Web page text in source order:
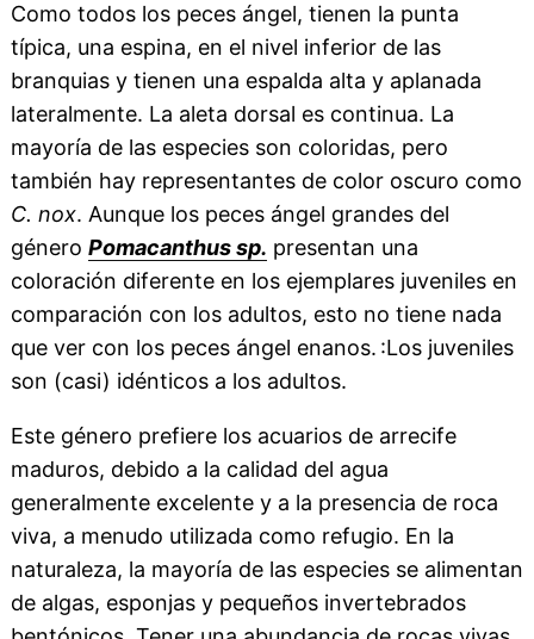
Como todos los peces ángel, tienen la punta
típica, una espina, en el nivel inferior de las
branquias y tienen una espalda alta y aplanada
lateralmente. La aleta dorsal es continua. La
mayoría de las especies son coloridas, pero
también hay representantes de color oscuro como
C. nox. Aunque los peces ángel grandes del
género Pomacanthus sp. presentan una
coloración diferente en los ejemplares juveniles en
comparación con los adultos, esto no tiene nada
que ver con los peces ángel enanos. :Los juveniles
son (casi) idénticos a los adultos.
Este género prefiere los acuarios de arrecife
maduros, debido a la calidad del agua
generalmente excelente y a la presencia de roca
viva, a menudo utilizada como refugio. En la
naturaleza, la mayoría de las especies se alimentan
de algas, esponjas y pequeños invertebrados